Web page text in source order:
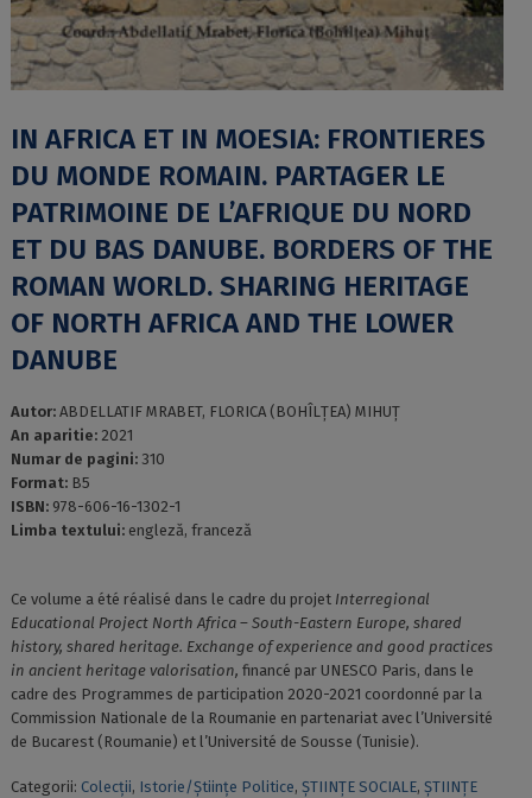
IN AFRICA ET IN MOESIA: FRONTIERES
DU MONDE ROMAIN. PARTAGER LE
PATRIMOINE DE L’AFRIQUE DU NORD
ET DU BAS DANUBE. BORDERS OF THE
ROMAN WORLD. SHARING HERITAGE
OF NORTH AFRICA AND THE LOWER
DANUBE
Autor: ABDELLATIF MRABET, FLORICA (BOHÎLȚEA) MIHUȚ
An aparitie: 2021
Numar de pagini: 310
Format: B5
ISBN: 978-606-16-1302-1
Limba textului: engleză, franceză
Ce volume a été réalisé dans le cadre du projet Interregional
Educational Project North Africa – South-Eastern Europe, shared
history, shared heritage. Exchange of experience and good practices
in ancient heritage valorisation, financé par UNESCO Paris, dans le
cadre des Programmes de participation 2020-2021 coordonné par la
Commission Nationale de la Roumanie en partenariat avec l’Université
de Bucarest (Roumanie) et l’Université de Sousse (Tunisie).
Categorii: Colecții, Istorie/Științe Politice, ȘTIINȚE SOCIALE, ȘTIINȚE